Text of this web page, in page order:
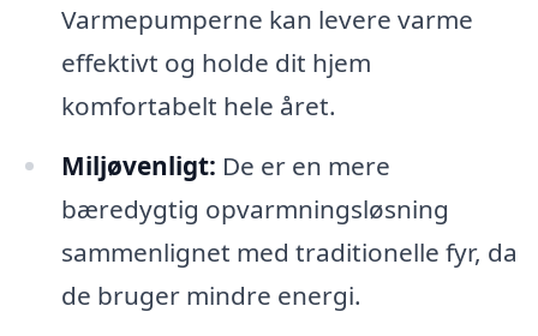
Varmepumperne kan levere varme
effektivt og holde dit hjem
komfortabelt hele året.
Miljøvenligt: De er en mere
bæredygtig opvarmningsløsning
sammenlignet med traditionelle fyr, da
de bruger mindre energi.